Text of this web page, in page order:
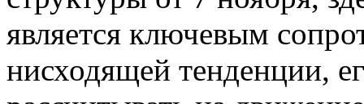
является ключевым
нисходящей тенденции,